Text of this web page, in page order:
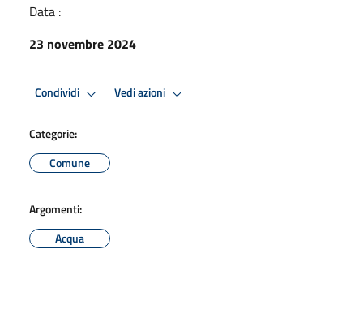
Data :
23 novembre 2024
Condividi Vedi azioni
Categorie:
Comune
Argomenti:
Acqua